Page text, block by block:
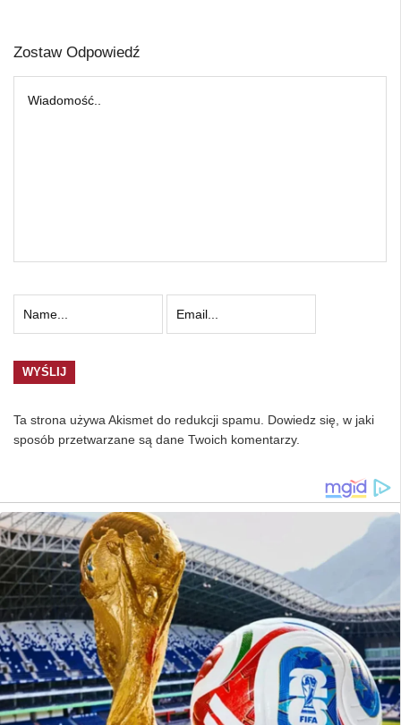
Zostaw Odpowiedź
Ta strona używa Akismet do redukcji spamu. Dowiedz się, w jaki
sposób przetwarzane są dane Twoich komentarzy.